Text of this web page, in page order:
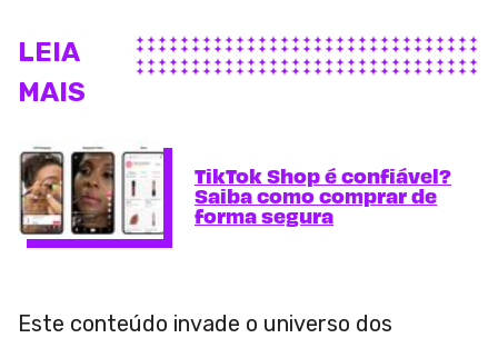
LEIA
MAIS
TikTok Shop é confiável?
Saiba como comprar de
forma segura
Este conteúdo invade o universo dos